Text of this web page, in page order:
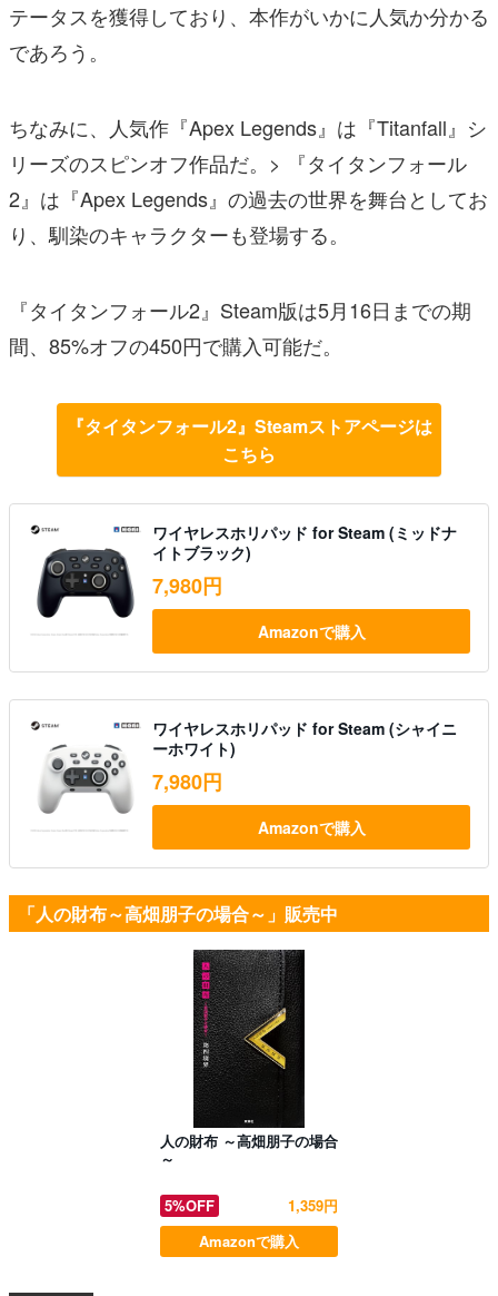
テータスを獲得しており、本作がいかに人気か分かる
であろう。
ちなみに、人気作『Apex Legends』は『Titanfall』シ
リーズのスピンオフ作品だ。> 『タイタンフォール
2』は『Apex Legends』の過去の世界を舞台としてお
り、馴染のキャラクターも登場する。
『タイタンフォール2』Steam版は5月16日までの期
間、85%オフの450円で購入可能だ。
『タイタンフォール2』Steamストアページは
こちら
ワイヤレスホリパッド for Steam (ミッドナ
イトブラック)
7,980円
Amazonで購入
ワイヤレスホリパッド for Steam (シャイニ
ーホワイト)
7,980円
Amazonで購入
「人の財布～高畑朋子の場合～」販売中
人の財布 ～高畑朋子の場合
～
5%OFF
1,359円
Amazonで購入